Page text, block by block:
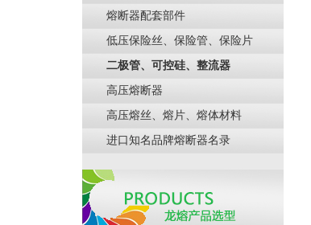
熔断器配套部件
低压保险丝、保险管、保险片
二极管、可控硅、整流器
高压熔断器
高压熔丝、熔片、熔体材料
进口知名品牌熔断器名录